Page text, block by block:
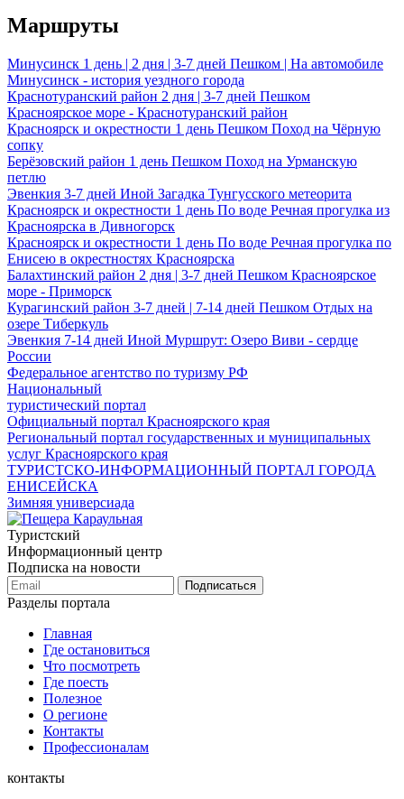
Маршруты
Минусинск 1 день | 2 дня | 3-7 дней Пешком | На автомобиле
Минусинск - история уездного города
Краснотуранский район 2 дня | 3-7 дней Пешком
Красноярское море - Краснотуранский район
Красноярск и окрестности 1 день Пешком Поход на Чёрную
сопку
Берёзовский район 1 день Пешком Поход на Урманскую
петлю
Эвенкия 3-7 дней Иной Загадка Тунгусского метеорита
Красноярск и окрестности 1 день По воде Речная прогулка из
Красноярска в Дивногорск
Красноярск и окрестности 1 день По воде Речная прогулка по
Енисею в окрестностях Красноярска
Балахтинский район 2 дня | 3-7 дней Пешком Красноярское
море - Приморск
Курагинский район 3-7 дней | 7-14 дней Пешком Отдых на
озере Тиберкуль
Эвенкия 7-14 дней Иной Муршрут: Озеро Виви - сердце
России
Федеральное агентство по туризму РФ
Национальный
туристический портал
Официальный портал Красноярского края
Региональный портал государственных и муниципальных
услуг Красноярского края
ТУРИСТСКО-ИНФОРМАЦИОННЫЙ ПОРТАЛ ГОРОДА
ЕНИСЕЙСКА
Зимняя универсиада
Туристский
Информационный центр
Подписка на новости
Подписаться
Разделы портала
Главная
Где остановиться
Что посмотреть
Где поесть
Полезное
О регионе
Контакты
Профессионалам
контакты